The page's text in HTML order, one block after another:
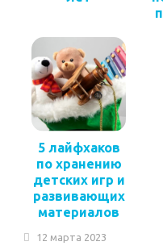
5 лайфхаков
по хранению
детских игр и
развивающих
материалов
12 марта 2023